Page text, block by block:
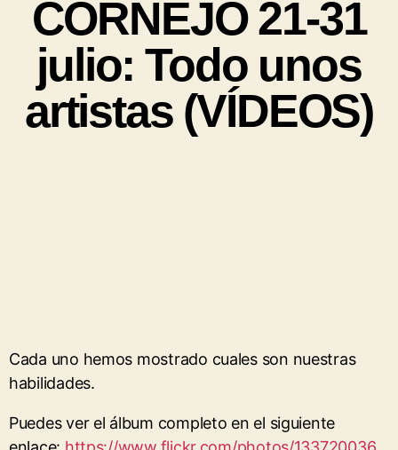
CORNEJO 21-31
julio: Todo unos
artistas (VÍDEOS)
Cada uno hemos mostrado cuales son nuestras
habilidades.
Puedes ver el álbum completo en el siguiente